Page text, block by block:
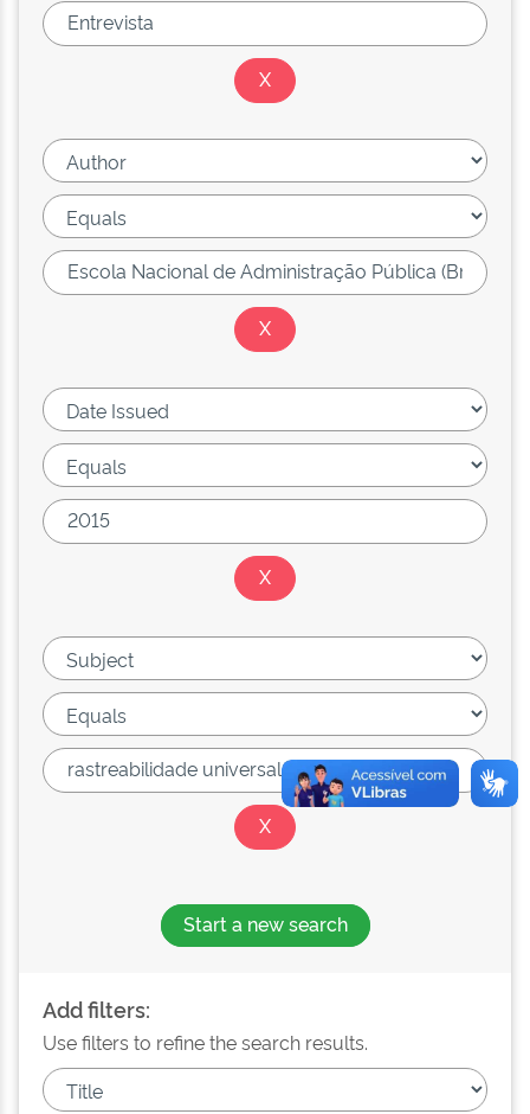
Start a new search
Add filters:
Use filters to refine the search results.